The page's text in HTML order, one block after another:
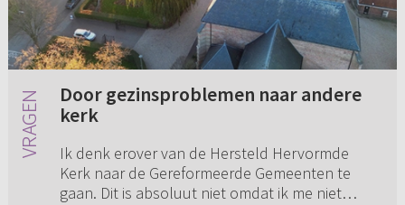
Door gezinsproblemen naar andere
kerk
Ik denk erover van de Hersteld Hervormde
Kerk naar de Gereformeerde Gemeenten te
gaan. Dit is absoluut niet omdat ik me niet